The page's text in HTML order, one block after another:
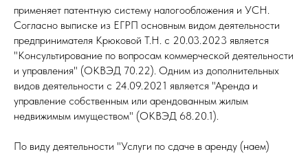
применяет патентную систему налогообложения и УСН.
Согласно выписке из ЕГРП основным видом деятельности
предпринимателя Крюковой Т.Н. с 20.03.2023 является
"Консультирование по вопросам коммерческой деятельности
и управления" (ОКВЭД 70.22). Одним из дополнительных
видов деятельности с 24.09.2021 является "Аренда и
управление собственным или арендованным жилым
недвижимым имуществом" (ОКВЭД 68.20.1).
По виду деятельности "Услуги по сдаче в аренду (наем)